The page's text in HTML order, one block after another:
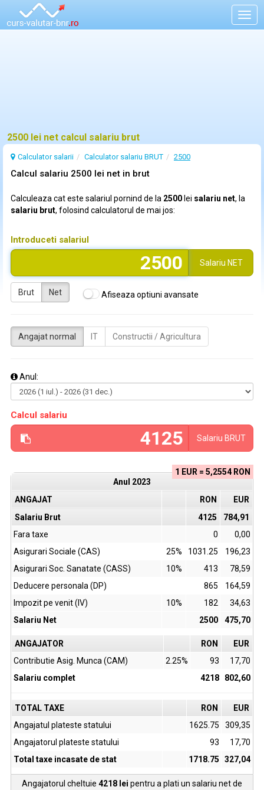
2500 lei net calcul salariu brut
Calculator salarii Calculator salariu BRUT 2500
Calcul salariu 2500 lei net in brut
Calculeaza cat este salariul pornind de la 2500 lei salariu net, la
salariu brut, folosind calculatorul de mai jos:
Introduceti salariul
Salariu NET
Brut Net Afiseaza optiuni avansate
Angajat normal IT Constructii / Agricultura
Anul:
Calcul salariu
Salariu BRUT
1 EUR = 5,2554 RON
Anul 2023
ANGAJAT
RON
EUR
Salariu Brut
4125
784,91
Fara taxe
0
0,00
Asigurari Sociale (CAS)
25% 1031.25
196,23
Asigurari Soc. Sanatate (CASS)
10% 413
78,59
Deducere personala (DP)
865
164,59
Impozit pe venit (IV)
10% 182
34,63
Salariu Net
2500 475,70
ANGAJATOR RON
EUR
Contributie Asig. Munca (CAM)
2.25% 93
17,70
Salariu complet
4218 802,60
TOTAL TAXE RON
EUR
Angajatul plateste statului
1625.75
309,35
Angajatorul plateste statului
93
17,70
Total taxe incasate de stat
1718.75 327,04
Angajatorul cheltuie 4218 lei pentru a plati un salariu net de